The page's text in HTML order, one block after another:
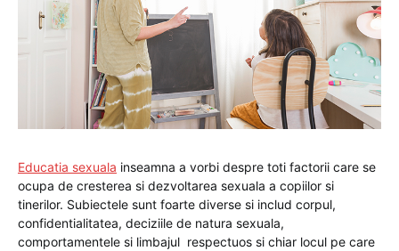
Educatia sexuala inseamna a vorbi despre toti factorii care se
ocupa de cresterea si dezvoltarea sexuala a copiilor si
tinerilor. Subiectele sunt foarte diverse si includ corpul,
confidentialitatea, deciziile de natura sexuala,
comportamentele si limbajul respectuos si chiar locul pe care